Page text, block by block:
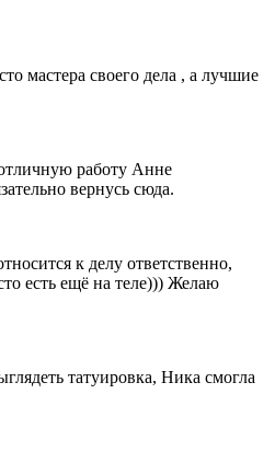
мастера своего дела , а лучшие
работу Анне
вернусь сюда.
к делу ответственно,
есть ещё на теле))) Желаю
татуировка, Ника смогла